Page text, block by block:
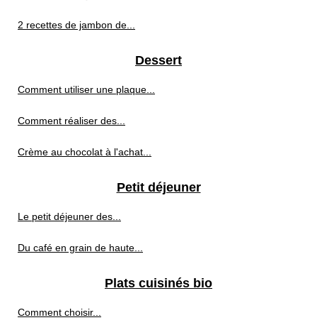
2 recettes de jambon de...
Dessert
Comment utiliser une plaque...
Comment réaliser des...
Crème au chocolat à l'achat...
Petit déjeuner
Le petit déjeuner des...
Du café en grain de haute...
Plats cuisinés bio
Comment choisir...